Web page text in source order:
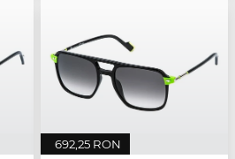
692,25 RON